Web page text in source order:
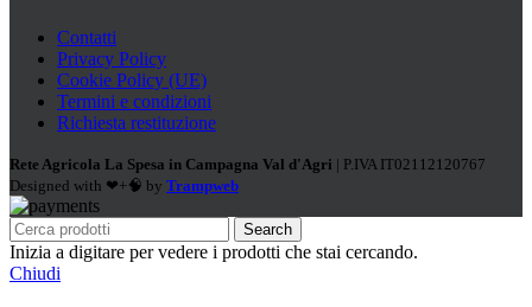
Contatti
Privacy Policy
Cookie Policy (UE)
Termini e condizioni
Richiesta restituzione
Rete Agricola La Spesa in Campagna Val d'Agri | P.IVA IT02112120767
Designed with ❤+🧠 by Trampweb
Search
Inizia a digitare per vedere i prodotti che stai cercando.
Chiudi